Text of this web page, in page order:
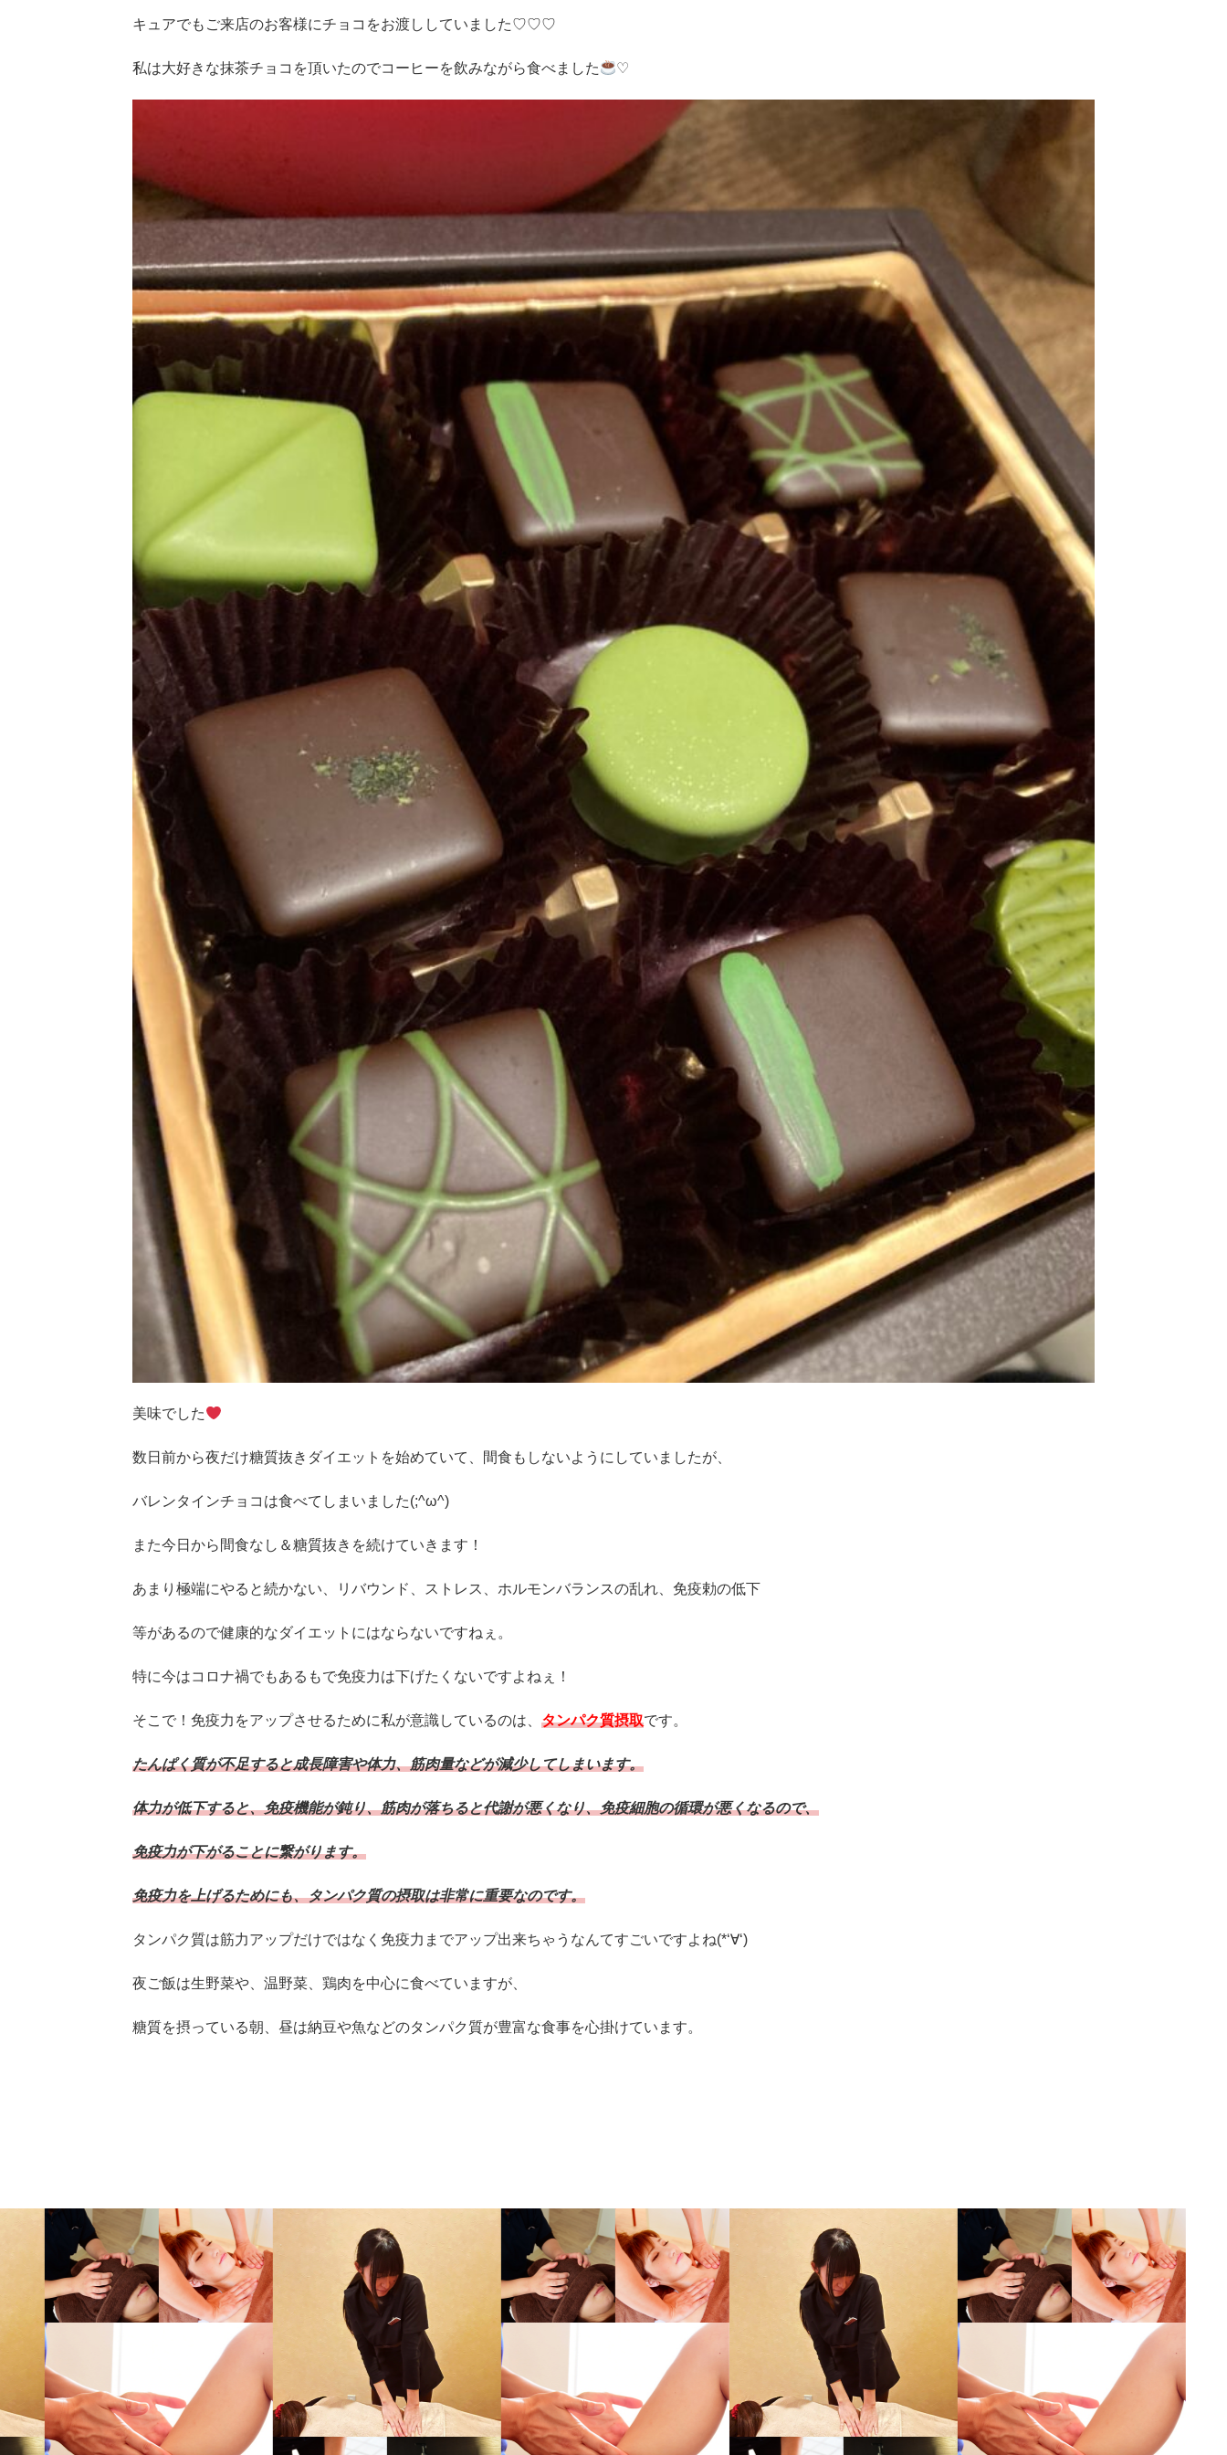
キュアでもご来店のお客様にチョコをお渡ししていました♡♡♡
私は大好きな抹茶チョコを頂いたのでコーヒーを飲みながら食べました ♡
美味でした
数日前から夜だけ糖質抜きダイエットを始めていて、間食もしないようにしていましたが、
バレンタインチョコは食べてしまいました(;^ω^)
また今日から間食なし＆糖質抜きを続けていきます！
あまり極端にやると続かない、リバウンド、ストレス、ホルモンバランスの乱れ、免疫勅の低下
等があるので健康的なダイエットにはならないですねぇ。
特に今はコロナ禍でもあるもで免疫力は下げたくないですよねぇ！
そこで！免疫力をアップさせるために私が意識しているのは、タンパク質摂取です。
たんぱく質が不足すると成長障害や体力、筋肉量などが減少してしまいます。
体力が低下すると、免疫機能が鈍り、筋肉が落ちると代謝が悪くなり、免疫細胞の循環が悪くなるので、
免疫力が下がることに繋がります。
免疫力を上げるためにも、タンパク質の摂取は非常に重要なのです。
タンパク質は筋力アップだけではなく免疫力までアップ出来ちゃうなんてすごいですよね(*‘∀‘)
夜ご飯は生野菜や、温野菜、鶏肉を中心に食べていますが、
糖質を摂っている朝、昼は納豆や魚などのタンパク質が豊富な食事を心掛けています。